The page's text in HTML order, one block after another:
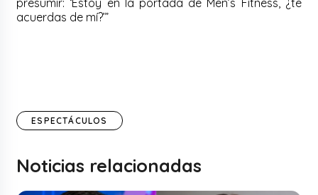
presumir: ‘Estoy en la portada de Men’s Fitness, ¿te
acuerdas de mí?’”
ESPECTÁCULOS
Noticias relacionadas